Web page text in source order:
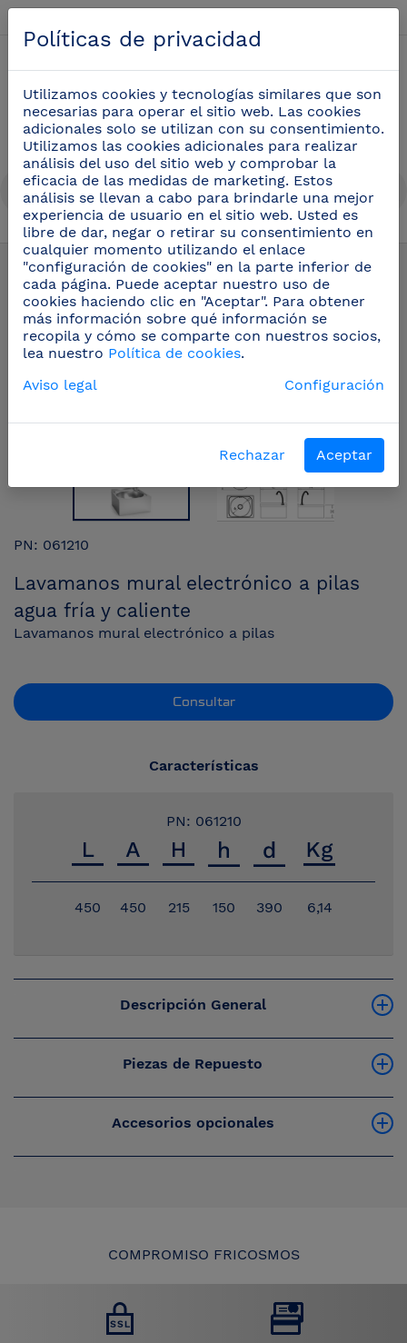
Lavamanos inox mural (23)
PN: 061210
Lavamanos mural electrónico a pilas
agua fría y caliente
Lavamanos mural electrónico a pilas
Consultar
Características
PN: 061210
450 450 215 150 390 6,14
Descripción General
Piezas de Repuesto
Accesorios opcionales
COMPROMISO FRICOSMOS
Políticas de privacidad
Utilizamos cookies y tecnologías similares que son
necesarias para operar el sitio web. Las cookies
adicionales solo se utilizan con su consentimiento.
Utilizamos las cookies adicionales para realizar
análisis del uso del sitio web y comprobar la
eficacia de las medidas de marketing. Estos
análisis se llevan a cabo para brindarle una mejor
experiencia de usuario en el sitio web. Usted es
libre de dar, negar o retirar su consentimiento en
cualquier momento utilizando el enlace
"configuración de cookies" en la parte inferior de
cada página. Puede aceptar nuestro uso de
cookies haciendo clic en "Aceptar". Para obtener
más información sobre qué información se
recopila y cómo se comparte con nuestros socios,
lea nuestro Política de cookies.
Aviso legal
Configuración
Rechazar Aceptar